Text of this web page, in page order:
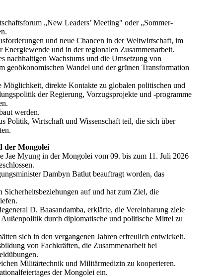
„New Leaders’ Meeting" oder „Sommer-
und neue Chancen in der Weltwirtschaft, im
und in der regionalen Zusammenarbeit.
nachhaltigen Wachstums und die Umsetzung von
geoökonomischen Wandel und der grünen Transformation
Möglichkeit, direkte Kontakte zu globalen politischen und
der Regierung, Vorzugsprojekte und -programme
werden.
Politik, Wirtschaft und Wissenschaft teil, die sich über
der Mongolei
Jae Myung in der Mongolei vom 09. bis zum 11. Juli 2026
Dambyn Batlut beauftragt worden, das
Sicherheitsbeziehungen auf und hat zum Ziel, die
D. Baasandamba, erklärte, die Vereinbarung ziele
durch diplomatische und politische Mittel zu
sich in den vergangenen Jahren erfreulich entwickelt.
von Fachkräften, die Zusammenarbeit bei
Militärtechnik und Militärmedizin zu kooperieren.
der Mongolei ein.